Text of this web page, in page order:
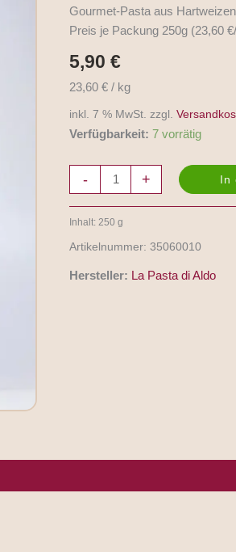
Gourmet-Pasta aus
Preis je Packung 250g (23,60
5,90 €
23,60 € / kg
inkl. 7 % MwSt. zzgl.
Verfügbarkeit: 7 vorrätig
-
von
La
di
Aldo
+ In
Inhalt: 250 g
Artikelnummer: 35060010
Hersteller: La Pasta di Aldo